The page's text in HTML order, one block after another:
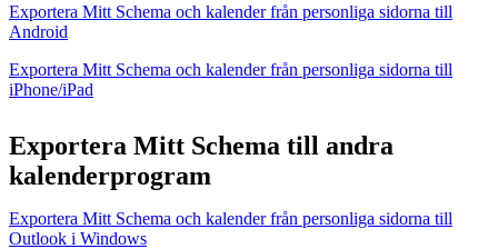
Exportera Mitt Schema och kalender från personliga sidorna till
Android
Exportera Mitt Schema och kalender från personliga sidorna till
iPhone/iPad
Exportera Mitt Schema till andra
kalenderprogram
Exportera Mitt Schema och kalender från personliga sidorna till
Outlook i Windows